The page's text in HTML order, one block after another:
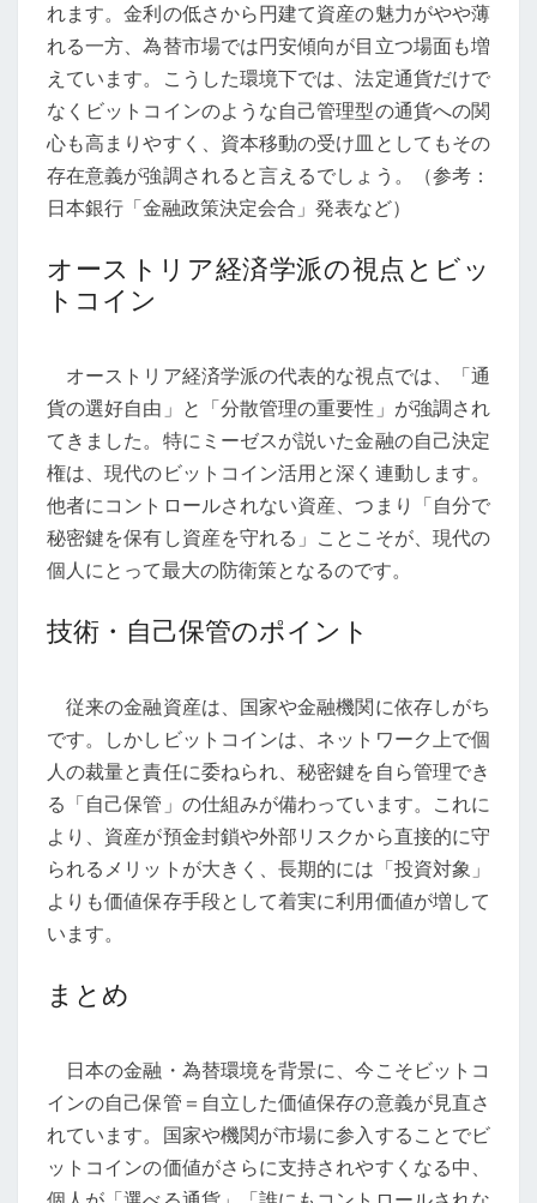
れます。金利の低さから円建て資産の魅力がやや薄
れる一方、為替市場では円安傾向が目立つ場面も増
えています。こうした環境下では、法定通貨だけで
なくビットコインのような自己管理型の通貨への関
心も高まりやすく、資本移動の受け皿としてもその
存在意義が強調されると言えるでしょう。（参考：
日本銀行「金融政策決定会合」発表など）
オーストリア経済学派の視点とビッ
トコイン
オーストリア経済学派の代表的な視点では、「通
貨の選好自由」と「分散管理の重要性」が強調され
てきました。特にミーゼスが説いた金融の自己決定
権は、現代のビットコイン活用と深く連動します。
他者にコントロールされない資産、つまり「自分で
秘密鍵を保有し資産を守れる」ことこそが、現代の
個人にとって最大の防衛策となるのです。
技術・自己保管のポイント
従来の金融資産は、国家や金融機関に依存しがち
です。しかしビットコインは、ネットワーク上で個
人の裁量と責任に委ねられ、秘密鍵を自ら管理でき
る「自己保管」の仕組みが備わっています。これに
より、資産が預金封鎖や外部リスクから直接的に守
られるメリットが大きく、長期的には「投資対象」
よりも価値保存手段として着実に利用価値が増して
います。
まとめ
日本の金融・為替環境を背景に、今こそビットコ
インの自己保管＝自立した価値保存の意義が見直さ
れています。国家や機関が市場に参入することでビ
ットコインの価値がさらに支持されやすくなる中、